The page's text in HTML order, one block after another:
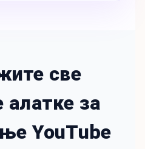
све
алатке за
YouTube